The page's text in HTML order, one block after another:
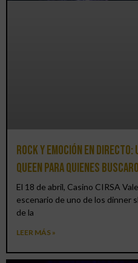
Rock y emoción en
Queen para quienes
El 18 de abril, Casino CIRSA
escenario de uno de los dinner
de la
LEER MÁS »